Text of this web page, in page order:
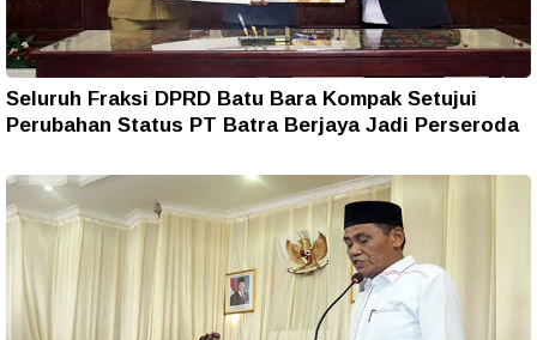
Seluruh Fraksi DPRD Batu Bara Kompak Setujui
Perubahan Status PT Batra Berjaya Jadi Perseroda